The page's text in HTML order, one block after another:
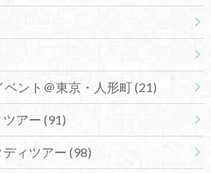
ント＠東京・人形町(21)
アー (91)
ィツアー (98)